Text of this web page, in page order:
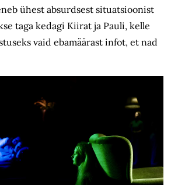
ühest absurdsest situatsioonist
taga kedagi Kiirat ja Pauli, kelle
vaid ebamäärast infot, et nad